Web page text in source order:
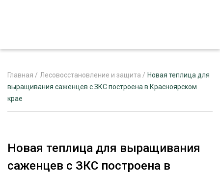
ЖУРНАЛ «ЛЕСНОЙ КОМПЛЕКС»
Главная / Лесовосстановление и защита / Новая теплица для
выращивания саженцев с ЗКС построена в Красноярском
крае
Новая теплица для выращивания
саженцев с ЗКС построена в